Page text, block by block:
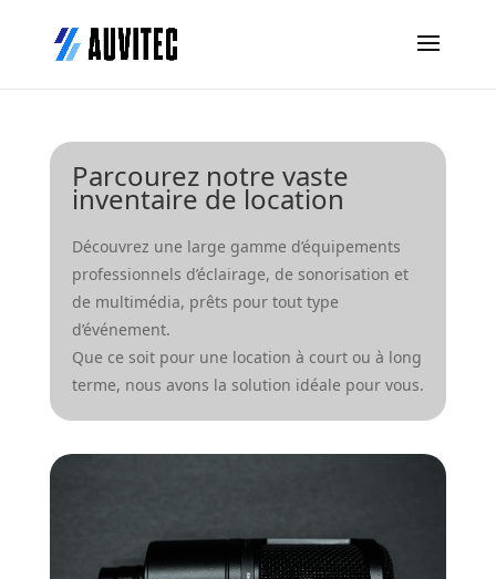
Parcourez notre vaste
inventaire de location
Découvrez une large gamme d’équipements
professionnels d’éclairage, de sonorisation et
de multimédia, prêts pour tout type
d’événement.
Que ce soit pour une location à court ou à long
terme, nous avons la solution idéale pour vous.